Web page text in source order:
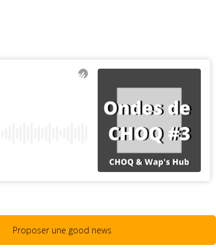
Proposer une good news